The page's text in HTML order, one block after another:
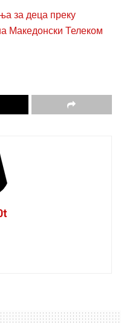
за деца преку
Македонски Телеком